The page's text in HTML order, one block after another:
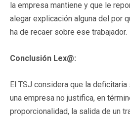
la empresa mantiene y que le
alegar explicación alguna del por
ha de recaer sobre ese trabajador.
Conclusión Lex@:
El TSJ considera que la
una empresa no justifica, en
proporcionalidad, la salida de un